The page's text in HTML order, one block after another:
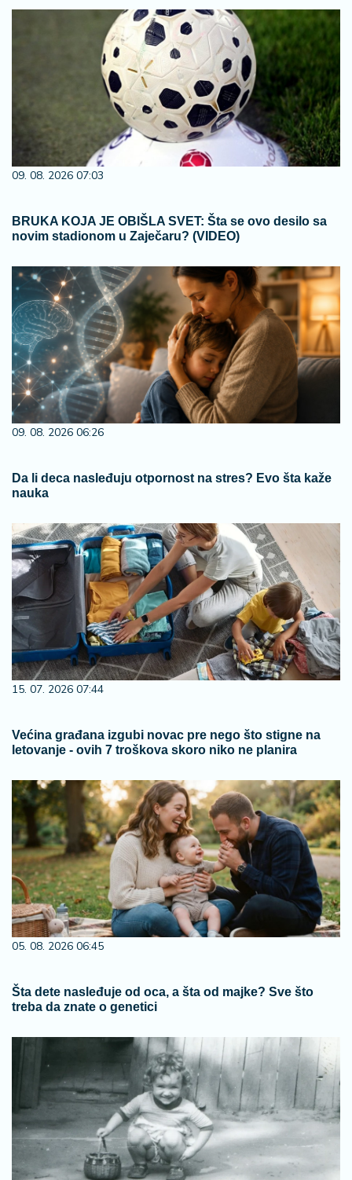
09. 08. 2026 07:03
BRUKA KOJA JE OBIŠLA SVET: Šta se ovo desilo sa
novim stadionom u Zaječaru? (VIDEO)
09. 08. 2026 06:26
Da li deca nasleđuju otpornost na stres? Evo šta kaže
nauka
15. 07. 2026 07:44
Većina građana izgubi novac pre nego što stigne na
letovanje - ovih 7 troškova skoro niko ne planira
05. 08. 2026 06:45
Šta dete nasleđuje od oca, a šta od majke? Sve što
treba da znate o genetici